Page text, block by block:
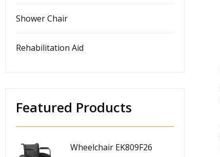
Shower Chair
Rehabilitation Aid
Featured Products
Wheelchair EK809F26